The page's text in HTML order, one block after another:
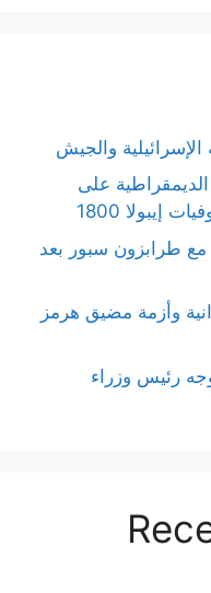
الإسرائيلية والجيش
على
إيبولا 1800
طرابزون سبور بعد
وأزمة مضيق هرمز
رئيس وزراء